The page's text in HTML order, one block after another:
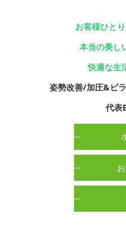
お客様ひと
本当の美し
快適な生
姿勢改善/加圧&ピ
代表